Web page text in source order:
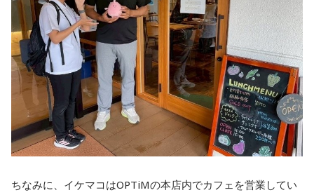
ちなみに、イケマコはOPTiMの本店内でカフェを営業してい